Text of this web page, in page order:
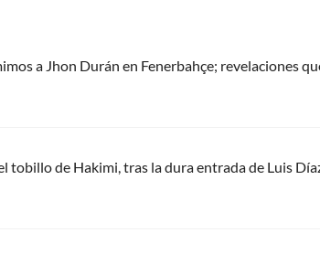
a Jhon Durán en Fenerbahçe; revelaciones
tobillo de Hakimi, tras la dura entrada de Luis